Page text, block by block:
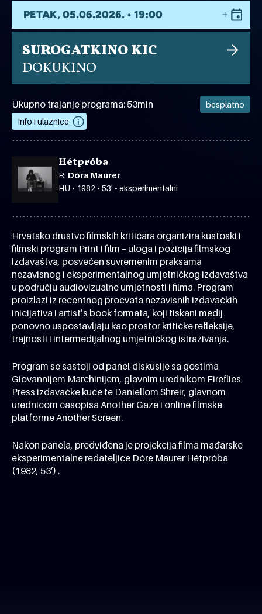
PETAK, 05.06.2026. • 19:00
SUROGATKINO KIC
DOKUKINO
Ukupno trajanje programa: 53min
besplatno
Info i ulaznice
Hétpróba
R: Dóra Maurer
HU • 1982 • 53' • eksperimentalni
Hrvatsko društvo filmskih kritičara organizira kustoski i
filmski program Print i film – uloga i pozicija filmskog
izdavaštva, posvećen suvremenim praksama
nezavisnog i eksperimentalnog umjetničkog izdavaštva
u području audiovizualne umjetnosti i filma. Program
proizlazi iz recentnog procvata nezavisnih izdavačkih
inicijativa i artist’s book formata, koji tiskani medij
ponovno uspostavljaju kao prostor kritičke refleksije,
trajnosti i intermedijalnog umjetničkog istraživanja.
Program se sastoji od panel-diskusije sa gostima
Giovannijem Marchinijem, glavnim urednikom Fireflies
Press izdavačke kuće te Daniellom Shreir, glavnom
urednicom časopisa Another Gaze i online filmske
platforme Another Screen.
Nakon panela, predviđena je projekcija filma mađarske
eksperimentalne redateljice Dóre Maurer Hétpróba
(1982, 53’) .